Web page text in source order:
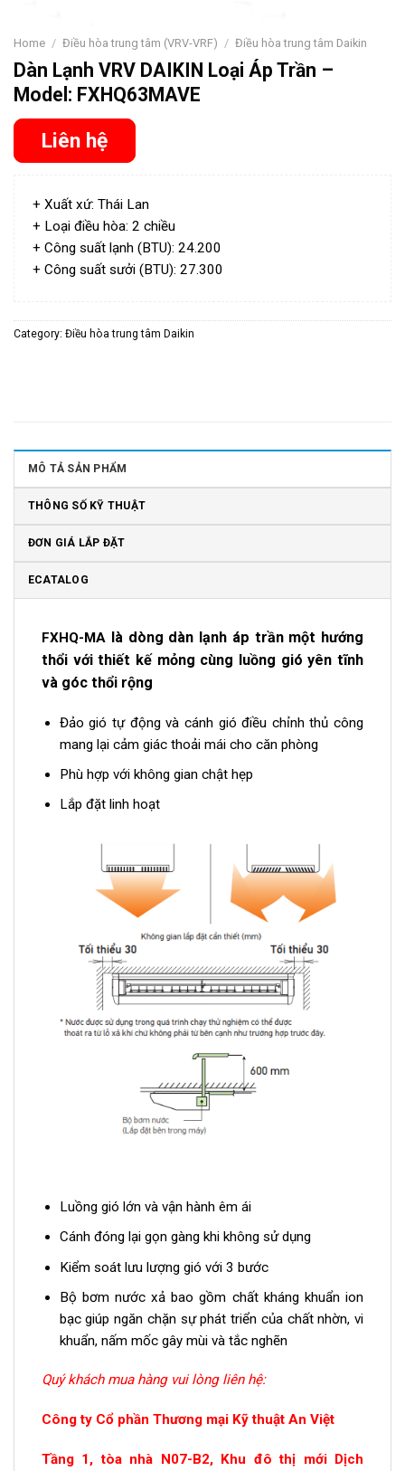
Home / Điều hòa trung tâm (VRV-VRF) / Điều hòa trung tâm Daikin
Dàn Lạnh VRV DAIKIN Loại Áp Trần –
Model: FXHQ63MAVE
Liên hệ
+ Xuất xứ: Thái Lan
+ Loại điều hòa: 2 chiều
+ Công suất lạnh (BTU): 24.200
+ Công suất sưởi (BTU): 27.300
Category: Điều hòa trung tâm Daikin
MÔ TẢ SẢN PHẨM
THÔNG SỐ KỸ THUẬT
ĐƠN GIÁ LẮP ĐẶT
ECATALOG
FXHQ-MA là dòng dàn lạnh áp trần một hướng
thổi với thiết kế mỏng cùng luồng gió yên tĩnh
và góc thổi rộng
Đảo gió tự động và cánh gió điều chỉnh thủ công
mang lại cảm giác thoải mái cho căn phòng
Phù hợp với không gian chật hẹp
Lắp đặt linh hoạt
Luồng gió lớn và vận hành êm ái
Cánh đóng lại gọn gàng khi không sử dụng
Kiểm soát lưu lượng gió với 3 bước
Bộ bơm nước xả bao gồm chất kháng khuẩn ion
bạc giúp ngăn chặn sự phát triển của chất nhờn, vi
khuẩn, nấm mốc gây mùi và tắc nghẽn
Quý khách mua hàng vui lòng liên hệ:
Công ty Cổ phần Thương mại Kỹ thuật An Việt
Tầng 1, tòa nhà N07-B2, Khu đô thị mới Dịch